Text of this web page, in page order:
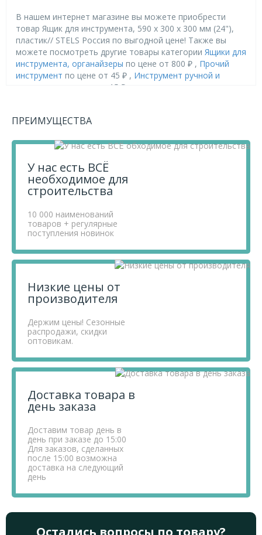
В нашем интернет магазине вы можете приобрести
товар Ящик для инструмента, 590 х 300 х 300 мм (24"),
пластик// STELS Россия по выгодной цене! Также вы
можете посмотреть другие товары категории Ящики для
инструмента, органайзеры по цене от 800 ₽ , Прочий
инструмент по цене от 45 ₽ , Инструмент ручной и
по цене от 15 ₽ .
товары высокого качества по выгодным ценам, так как
минимальных розничных цен и выбираем надежных
Чтобы купить товар Ящик для инструмента, 590 х 300 х
300 мм (24"), пластик// STELS Россия, перенесите его в
«Корзину» и оформите свой заказ.
телефону+7 812 740 68 02
сайте.
ПРЕИМУЩЕСТВА
У нас есть ВСЁ
необходимое для
строительства
10 000 наименований
товаров + регулярные
поступления новинок
Низкие цены от
производителя
Держим цены! Сезонные
распродажи, скидки
оптовикам.
Доставка товара в
день заказа
Доставим товар день в
день при заказе до 15:00
Для заказов, сделанных
после 15:00 возможна
доставка на следующий
день
Остались вопросы по товару?